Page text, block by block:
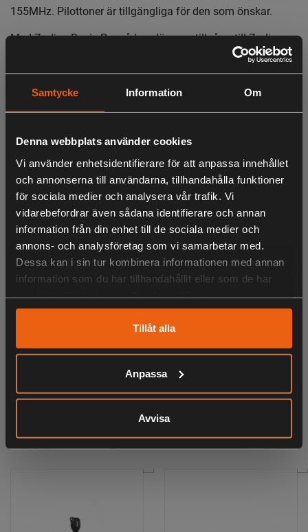
Samtycke Information Om
Denna webbplats använder cookies
Vi använder enhetsidentifierare för att anpassa innehållet
och annonserna till användarna, tillhandahålla funktioner
för sociala medier och analysera vår trafik. Vi
vidarebefordrar även sådana identifierare och annan
information från din enhet till de sociala medier och
annons- och analysföretag som vi samarbetar med.
Dessa kan i sin tur kombinera informationen med annan
information som du har tillhandahållit eller som de har
Tillåt alla
Anpassa
Avvisa
155MHz. Pilottoner är tillgängliga för den som önskar.
Med Zodiac Basic Pro så har Jägaren tillgång till Zodiacs
breda tillbehörssortiment för att anpassa användandet
efter jägarens önskemål.
Zodiac Basic Pro levereras med batteri, laddare, antenn och
bältesclips.
Zodiac Basic Pro omfattas av 2 års garanti.
Funktioner
Smidigt format
Tydlig Display
Pilottoner
Brett tillberhörssortiment
IP65
Kraftigt Li-Ion batteri på 2.600mAh
LIKNANDE PRODUKTER
KÖPS OFTA TILLSAMMANS
ANDRA HAR OCKSÅ TITTAT PÅ
RELATERADE PRODUKTER